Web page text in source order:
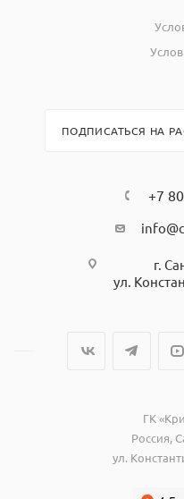
ПОДПИСАТЬСЯ НА
+7
г.
ул.
ГК
Россия,
ул.